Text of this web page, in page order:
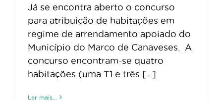
Já se encontra aberto o concurso
para atribuição de habitações em
regime de arrendamento apoiado do
Município do Marco de Canaveses. A
concurso encontram-se quatro
habitações (uma T1 e três [...]
Ler mais...